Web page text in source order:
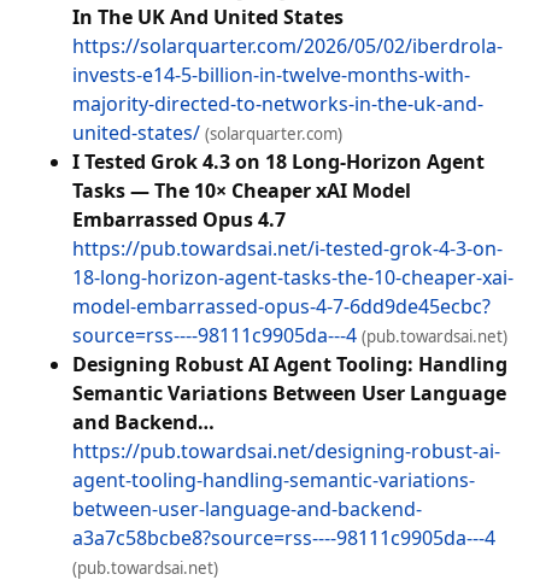
In The UK And United States
https://solarquarter.com/2026/05/02/iberdrola-
invests-e14-5-billion-in-twelve-months-with-
majority-directed-to-networks-in-the-uk-and-
united-states/ (solarquarter.com)
I Tested Grok 4.3 on 18 Long-Horizon Agent
Tasks — The 10× Cheaper xAI Model
Embarrassed Opus 4.7
https://pub.towardsai.net/i-tested-grok-4-3-on-
18-long-horizon-agent-tasks-the-10-cheaper-xai-
model-embarrassed-opus-4-7-6dd9de45ecbc?
source=rss----98111c9905da---4 (pub.towardsai.net)
Designing Robust AI Agent Tooling: Handling
Semantic Variations Between User Language
and Backend…
https://pub.towardsai.net/designing-robust-ai-
agent-tooling-handling-semantic-variations-
between-user-language-and-backend-
a3a7c58bcbe8?source=rss----98111c9905da---4
(pub.towardsai.net)